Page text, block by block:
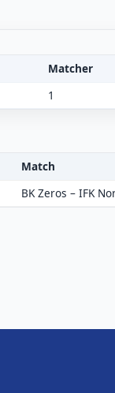
Matcher
1
Match
BK Zeros – IFK